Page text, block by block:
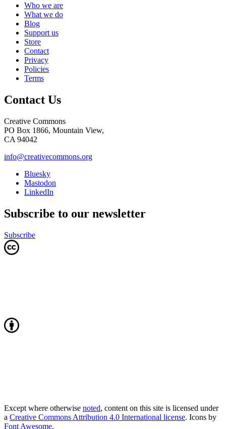
Who we are
What we do
Blog
Support us
Store
Contact
Privacy
Policies
Terms
Contact Us
Creative Commons
PO Box 1866, Mountain View,
CA 94042
info@creativecommons.org
Bluesky
Mastodon
LinkedIn
Subscribe to our newsletter
Subscribe
Except where otherwise noted, content on this site is licensed under
a Creative Commons Attribution 4.0 International license. Icons by
Font Awesome.